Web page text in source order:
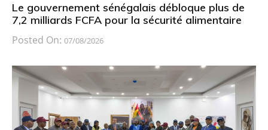
Le gouvernement sénégalais débloque plus de
7,2 milliards FCFA pour la sécurité alimentaire
Posted On: 07/08/2026